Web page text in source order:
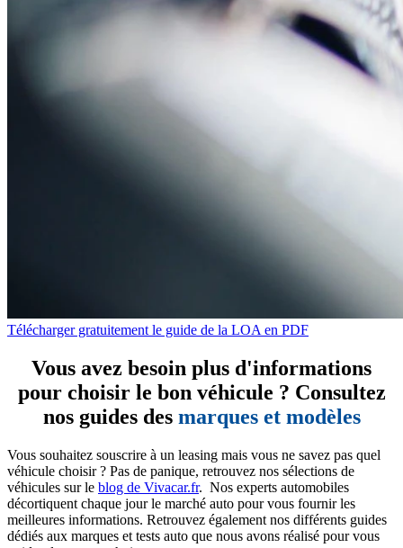
Télécharger gratuitement le guide de la LOA en PDF
Vous avez besoin plus d'informations
pour choisir le bon véhicule ? Consultez
nos guides des marques et modèles
Vous souhaitez souscrire à un leasing mais vous ne savez pas quel
véhicule choisir ? Pas de panique, retrouvez nos sélections de
véhicules sur le blog de Vivacar.fr. Nos experts automobiles
décortiquent chaque jour le marché auto pour vous fournir les
meilleures informations. Retrouvez également nos différents guides
dédiés aux marques et tests auto que nous avons réalisé pour vous